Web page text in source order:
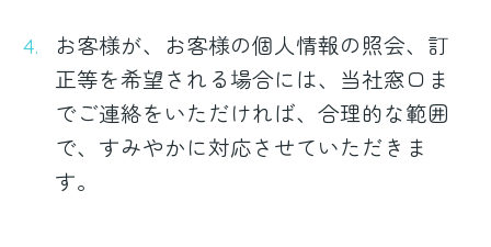
お客様が、お客様の個人情報の照会、訂
正等を希望される場合には、当社窓口ま
でご連絡をいただければ、合理的な範囲
で、すみやかに対応させていただきま
す。